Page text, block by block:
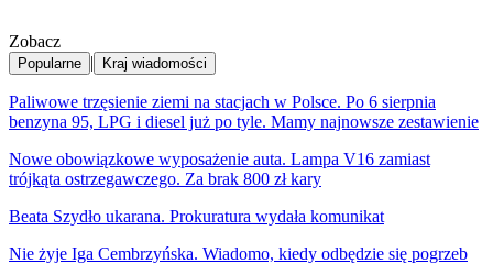
Zobacz
Popularne | Kraj wiadomości
Paliwowe trzęsienie ziemi na stacjach w Polsce. Po 6 sierpnia
benzyna 95, LPG i diesel już po tyle. Mamy najnowsze zestawienie
Nowe obowiązkowe wyposażenie auta. Lampa V16 zamiast
trójkąta ostrzegawczego. Za brak 800 zł kary
Beata Szydło ukarana. Prokuratura wydała komunikat
Nie żyje Iga Cembrzyńska. Wiadomo, kiedy odbędzie się pogrzeb